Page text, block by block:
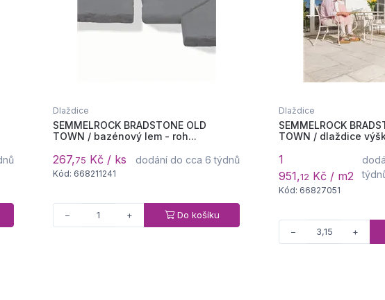
Dlaždice
SEMMELROCK BRADSTONE OLD
TOWN / bazénový lem - roh...
267,75 Kč / ks dodání do cca 6 týdnů
Kód: 668211241
− + Do košíku
Dlaždice
SEMMELROCK
TOWN / dlaždice
1
951,12 Kč / m2
Kód: 66827051
− +